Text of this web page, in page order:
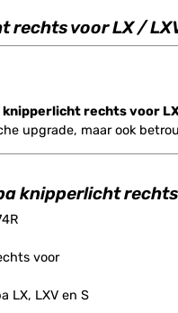
rechts voor LX /
knipperlicht rechts voor
upgrade, maar ook
knipperlicht
voor
LX, LXV en S